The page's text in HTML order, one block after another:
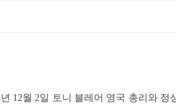
12월 2일 토니 블레어 영국 총리와